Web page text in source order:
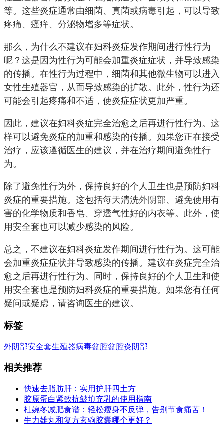
等。这些炎症通常由细菌、真菌或病毒引起，可以导致
疼痛、瘙痒、分泌物增多等症状。
那么，为什么不建议在妇科炎症发作期间进行性行为
呢？这是因为性行为可能会加重炎症症状，并导致感染
的传播。在性行为过程中，细菌和其他微生物可以进入
女性生殖器官，从而导致感染的扩散。此外，性行为还
可能会引起疼痛和不适，使炎症症状更加严重。
因此，建议在妇科炎症完全治愈之后再进行性行为。这
样可以避免炎症的加重和感染的传播。如果您正在接受
治疗，应该遵循医生的建议，并在治疗期间避免性行
为。
除了避免性行为外，保持良好的个人卫生也是预防妇科
炎症的重要措施。这包括每天清洗外阴部、避免使用有
害的化学物质和香皂、穿透气性好的内衣等。此外，使
用安全套也可以减少感染的风险。
总之，不建议在妇科炎症发作期间进行性行为。这可能
会加重炎症症状并导致感染的传播。建议在炎症完全治
愈之后再进行性行为。同时，保持良好的个人卫生和使
用安全套也是预防妇科炎症的重要措施。如果您有任何
疑问或疑虑，请咨询医生的建议。
标签
外阴部安全套生殖器病毒盆腔盆腔炎阴部
相关推荐
快速去脂肪肝：实用护肝四土方
胶原蛋白紧致抗皱填充乳的使用指南
杜婉冬减肥食谱：轻松瘦身不反弹，告别节食痛苦！
生力雄丸和复方玄驹胶囊哪个更好？